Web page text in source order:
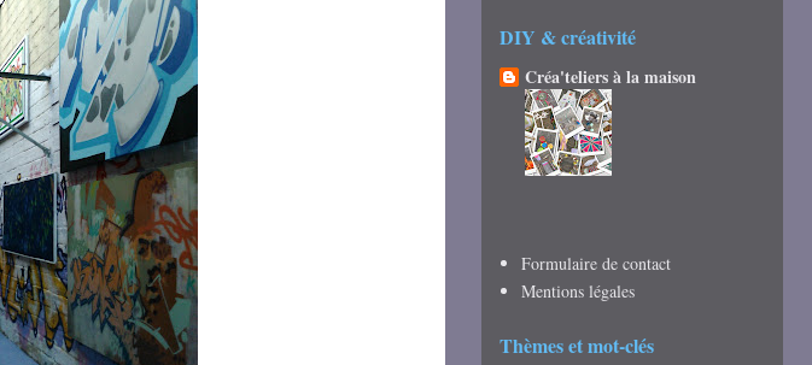
DIY & créativité
Créa'teliers à la maison
Formulaire de contact
Mentions légales
Thèmes et mot-clés